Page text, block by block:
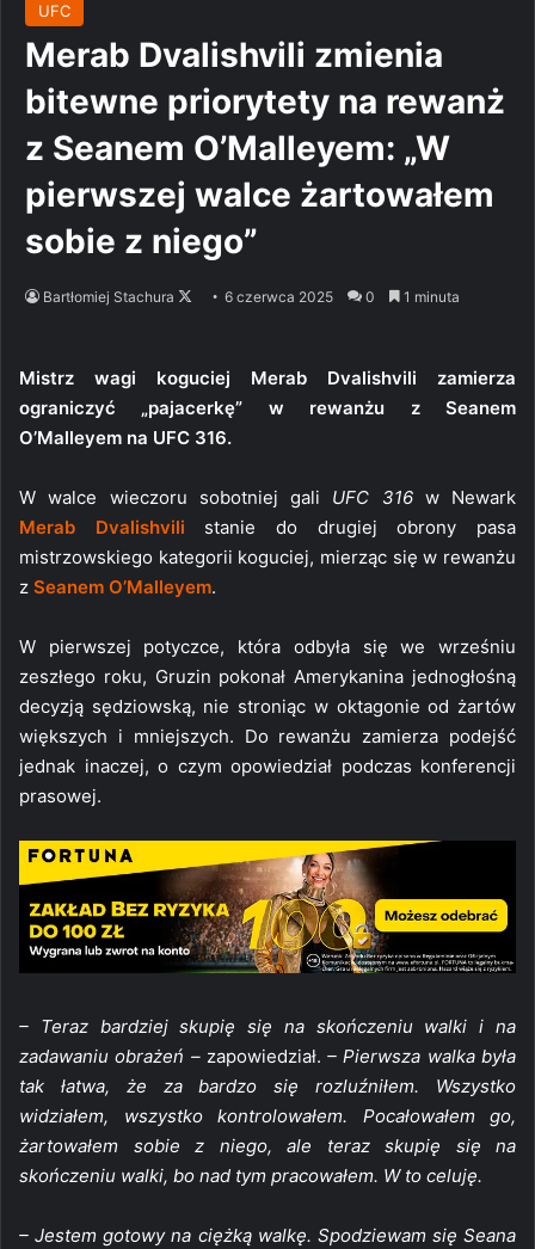
UFC
Merab Dvalishvili zmienia
bitewne priorytety na rewanż
z Seanem O’Malleyem: „W
pierwszej walce żartowałem
sobie z niego”
Bartłomiej Stachura
Follow6 czerwca 2025 0 1 minuta
Mistrz wagi koguciej Merab Dvalishvili zamierza
ograniczyć „pajacerkę” w rewanżu z Seanem
O’Malleyem na UFC 316.
W walce wieczoru sobotniej gali UFC 316w Newark
Merab Dvalishvili stanie do drugiej obrony pasa
mistrzowskiego kategorii koguciej, mierząc się w rewanżu
z Seanem O’Malleyem.
W pierwszej potyczce, która odbyła się we wrześniu
zeszłego roku, Gruzin pokonał Amerykanina jednogłośną
decyzją sędziowską, nie stroniąc w oktagonie od żartów
większych i mniejszych. Do rewanżu zamierza podejść
jednak inaczej, o czym opowiedział podczas konferencji
prasowej.
– Teraz bardziej skupię się na skończeniu walki i na
zadawaniu obrażeń –zapowiedział.– Pierwsza walka była
tak łatwa, że za bardzo się rozluźniłem. Wszystko
widziałem, wszystko kontrolowałem. Pocałowałem go,
żartowałem sobie z niego, ale teraz skupię się na
skończeniu walki, bo nad tym pracowałem. W to celuję.
– Jestem gotowy na ciężką walkę. Spodziewam się Seana